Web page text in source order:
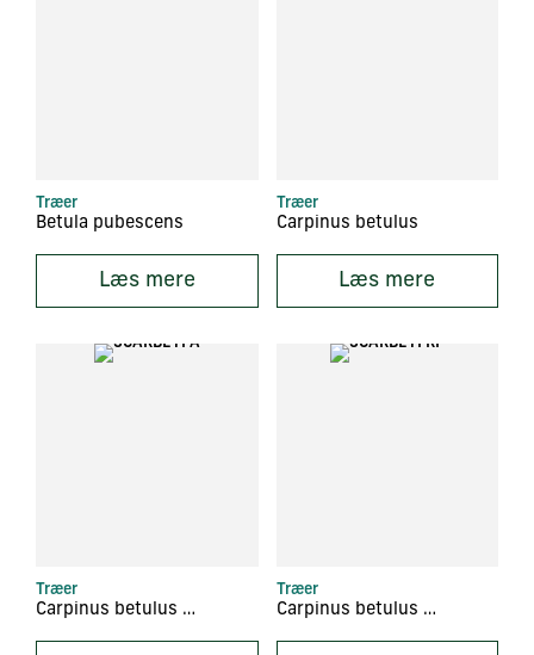
Træer
Betula pubescens
Læs mere
Træer
Carpinus betulus
Læs mere
Træer
Carpinus betulus ‘Fastigiata’
Træer
Carpinus betulus ‘Frans Fontaine’